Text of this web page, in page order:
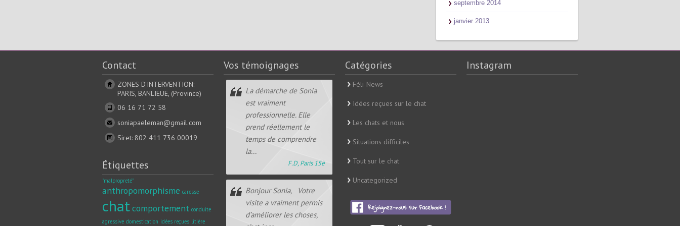
septembre 2014
janvier 2013
Contact
ZONES D'INTERVENTION:
PARIS, BANLIEUE, (Province)
06 16 71 72 58
soniapaeleman@gmail.com
Siret: 802 411 736 00019
Étiquettes
"malpropreté"
anthropomorphisme caresse
chatcomportement conduite
agressive domestication idées reçues litière
Vos témoignages
La démarche de Sonia
est vraiment
professionnelle. Elle
prend réellement le
temps de comprendre
la...
F.D, Paris 15è
Bonjour Sonia, Votre
visite a vraiment permis
d’améliorer les choses,
Catégories
Féli-News
Idées reçues sur le chat
Les chats et nous
Situations difficiles
Tout sur le chat
Uncategorized
Instagram